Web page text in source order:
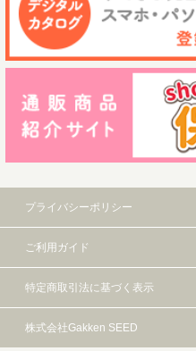
プライバシーポリシー
ご利用ガイド
特定商取引法に基づく表示
株式会社Gakken SEED